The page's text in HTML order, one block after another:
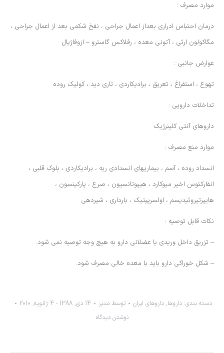
موارد مصرف :
درمان احتباس ادراري بعداز اعمال جراحي ، نفخ شكمي بعد از اعمال جراحي ،
مگاكولون ارثي ، آتوني معده ، رفلاكس گاسترو – ازوفاژيال
عوارض جانبي :
تهوع ، استفراغ ، تعريق ، براديكاردي ، تاري ديد ، كوليك روده
تداخلات دارويي :
داروهاي آنتي كلينرژيك
موارد منع مصرف :
انسداد روده ، آسم ، بيماريهاي انسدادي ريه ، براديكاردي ، بلوك قلبي ،
انفاركتوس اخير ميوكارد ، هيپوتانسيون ، صرع ، پاركينسون ،
هايپرتيروئيديسم ، اولسرپپتيك ، بارداري ، شيردهي
نكات قابل توصيه :
– تزريق داخل وريدي يا عضلاني دارو به هيچ وجه توصيه نمي شود.
– شكل خوراكي دارو بايد با معده خالي مصرف شود.
دسته بندی: داروها, داروهاي ايران توسط مدیر
14 دی, 1388 - 4 ژانویه, 2010
نوشتن دیدگاه